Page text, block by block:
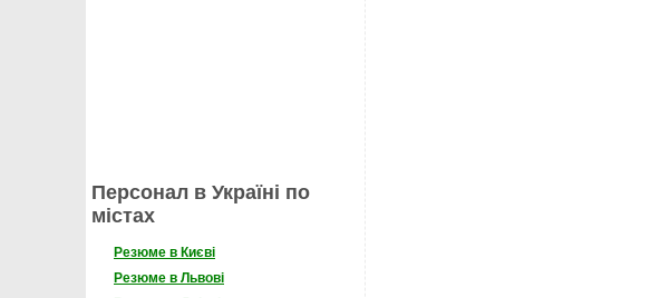
Персонал в Україні по
містах
Резюме в Києві
Резюме в Львові